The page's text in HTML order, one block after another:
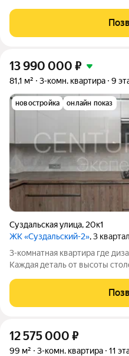
набережной реки Преголя
3-ем этаже 8-ми этажного дома.
13 990 000 ₽
81,1 м² 3-комн. квартира 9
новостройка онлайн показ
Суздальская улица, 20к1
ЖК «Суздальский-2», 3
3-комнатная квартира где дизайн не просто дорогой, а живой.
Каждая деталь от высоты столешниц до звукоизоляции стен
просто пространство, а
техника,
12 575 000 ₽
99 м² 3-комн. квартира 11